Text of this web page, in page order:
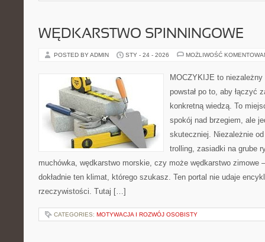
WĘDKARSTWO SPINNINGOWE
POSTED BY ADMIN STY - 24 - 2026 MOŻLIWOŚĆ
MOCZYKIJE to
powstał po to, aby łączyć
konkretną wiedzą. To
spokój nad brzegiem, ale
skuteczniej. Niezależnie
trolling, zasiadki na grube
muchówka, wędkarstwo morskie, czy może wędkarstwo zimowe
dokładnie ten klimat, którego szukasz. Ten portal nie udaje
rzeczywistości. Tutaj […]
CATEGORIES: MOTYWACJA I ROZWÓJ OSOBISTY